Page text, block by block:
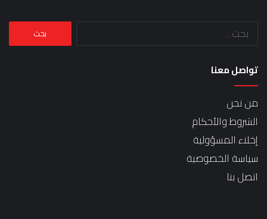
البحث
تواصل معنا
من نحن
الشروط والأحكام
إخلاء المسؤولية
سياسة الخصوصية
اتصل بنا